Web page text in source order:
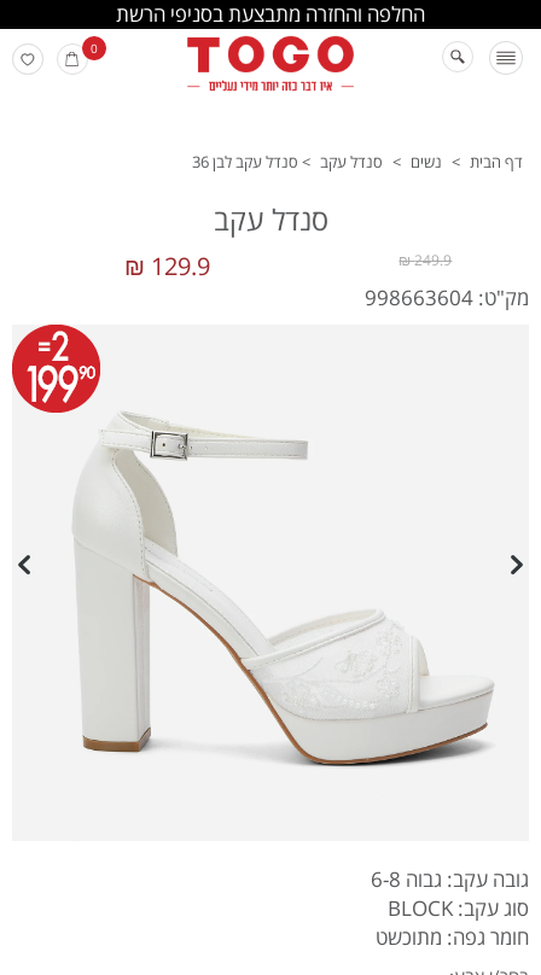
החלפה והחזרה מתבצעת בסניפי הרשת
0
דף הבית > נשים > סנדל עקב > סנדל עקב לבן 36
סנדל עקב
129.9 ₪ 249.9 ₪
מק"ט: 998663604
גובה עקב: גבוה 6-8
סוג עקב: BLOCK
חומר גפה: מתוכשט